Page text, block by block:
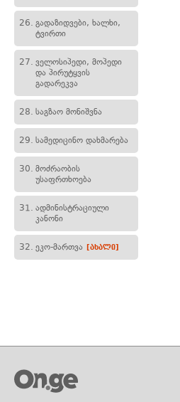
26. გადაზიდვები, ხალხი,
ტვირთი
27. ველოსიპედი, მოპედი
და პირუტყვის
გადარეკვა
28. საგზაო მონიშვნა
29. სამედიცინო დახმარება
30. მოძრაობის
უსაფრთხოება
31. ადმინისტრაციული
კანონი
32. ეკო-მართვა [ახალი]